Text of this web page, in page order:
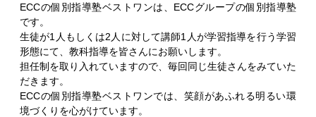
ECCの個別指導塾ベストワンは、ECCグループの個別指導塾
です。
生徒が1人もしくは2人に対して講師1人が学習指導を行う学習
形態にて、教科指導を皆さんにお願いします。
担任制を取り入れていますので、毎回同じ生徒さんをみていた
だきます。
ECCの個別指導塾ベストワンでは、笑顔があふれる明るい環
境づくりを心がけています。